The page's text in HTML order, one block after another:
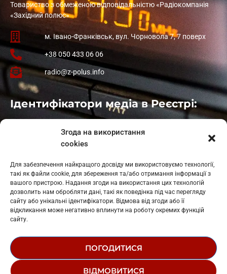
Згода на використання
cookies
Для забезпечення найкращого досвіду ми використовуємо технології,
такі як файли cookie, для збереження та/або отримання інформації з
вашого пристрою. Надання згоди на використання цих технологій
дозволить нам обробляти дані, такі як поведінка під час перегляду
сайту або унікальні ідентифікатори. Відмова від згоди або її
відкликання може негативно вплинути на роботу окремих функцій
сайту.
ПОГОДИТИСЯ
ВІДМОВИТИСЯ
Товариство з обмеженою відповідальністю «Радіокомпанія
«Західний полюс»
м. Івано-Франківськ, вул. Чорновола 7, 7 поверх
+38 050 433 06 06
radio@z-polus.info
Ідентифікатори медіа в Реєстрі:
: L11-01410
: L11-01801
Косів: L11-01805
Гарасимів: L11-02274
© 1995-2026 РК «ЗАХІДНИЙ ПОЛЮС»